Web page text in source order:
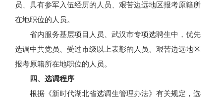
员、具有参军入伍经历的人员、艰苦边远地区报考原籍所
在地职位的人员。
省内服务基层项目人员、武汉市专项选聘生中，优先
选调中共党员、受过市级以上表彰的人员、艰苦边远地区
报考原籍所在地职位的人员。
四、选调程序
根据《新时代湖北省选调生管理办法》有关规定，选